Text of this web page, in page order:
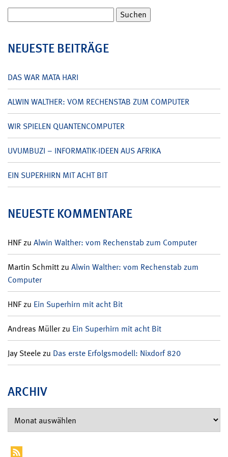
nach:
NEUESTE BEITRÄGE
DAS WAR MATA HARI
ALWIN WALTHER: VOM RECHENSTAB ZUM COMPUTER
WIR SPIELEN QUANTENCOMPUTER
UVUMBUZI – INFORMATIK-IDEEN AUS AFRIKA
EIN SUPERHIRN MIT ACHT BIT
NEUESTE KOMMENTARE
HNFzu Alwin Walther: vom Rechenstab zum Computer
Martin Schmittzu Alwin Walther: vom Rechenstab zum
Computer
HNFzu Ein Superhirn mit acht Bit
Andreas Müllerzu Ein Superhirn mit acht Bit
Jay Steelezu Das erste Erfolgsmodell: Nixdorf 820
ARCHIV